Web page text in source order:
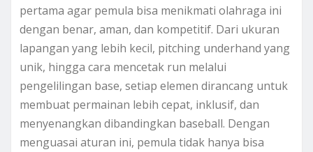
pertama agar pemula bisa menikmati olahraga ini
dengan benar, aman, dan kompetitif. Dari ukuran
lapangan yang lebih kecil, pitching underhand yang
unik, hingga cara mencetak run melalui
pengelilingan base, setiap elemen dirancang untuk
membuat permainan lebih cepat, inklusif, dan
menyenangkan dibandingkan baseball. Dengan
menguasai aturan ini, pemula tidak hanya bisa